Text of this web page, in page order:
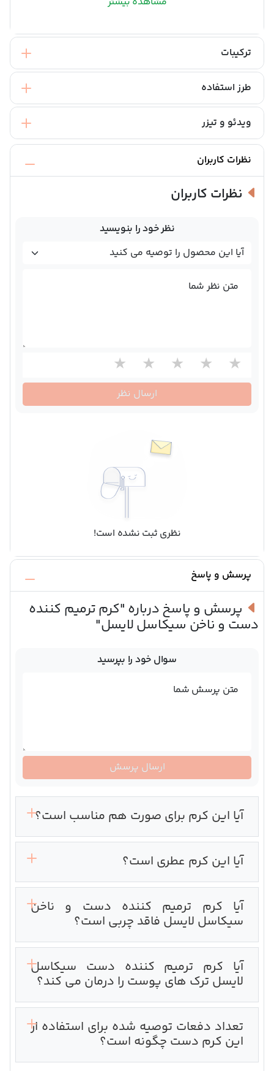
ترکیبات
طرز استفاده
ویدئو و تیزر
نظرات کاربران
نظرات کاربران
نظر خود را بنویسید
متن نظر شما
ارسال نظر
نظری ثبت نشده است!
پرسش و پاسخ
پرسش و پاسخ درباره "کرم ترمیم کننده
دست و ناخن سیکاسل لایسل"
آیا این کرم برای صورت هم مناسب است؟
آیا این کرم عطری است؟
آیا کرم ترمیم کننده دست و ناخن
سیکاسل لایسل فاقد چربی است؟‌
آیا کرم ترمیم کننده دست سیکاسل
لایسل ترک های پوست را درمان می کند؟‌
تعداد دفعات توصیه شده برای استفاده از
این کرم دست چگونه است؟
سوال خود را بپرسید
متن پرسش شما
ارسال پرسش